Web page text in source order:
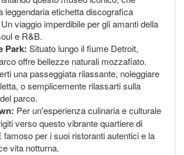
leggendaria etichetta discografica
viaggio imperdibile per gli amanti della
e R&B.
Park: Situato lungo il fiume Detroit,
offre bellezze naturali mozzafiato.
una passeggiata rilassante, noleggiare
o semplicemente rilassarti sulla
parco.
Per un'esperienza culinaria e culturale
verso questo vibrante quartiere di
famoso per i suoi ristoranti autentici e la
vita notturna.